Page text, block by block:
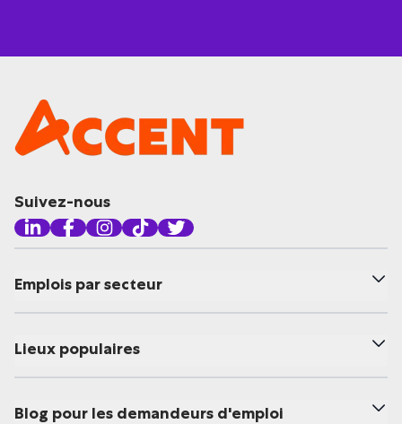
Suivez-nous
Emplois par secteur
Lieux populaires
Blog pour les demandeurs d'emploi